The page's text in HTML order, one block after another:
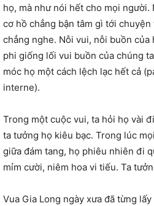
họ, mà như nói hết cho mọi người.
cơ hồ chẳng bận tâm gì tới
chẳng nghe. Nỗi vui, nỗi buồn của
phi giống lối vui buồn của chúng
móc họ một cách lệch lạc hết cả
interne).
Trong một cuộc vui, ta hỏi họ vài
ta tưởng họ kiêu bạc. Trong lúc
giữa đám tang, họ phiêu nhiên đi
mỉm cười, niêm hoa vi tiếu. Ta
Vua Gia Long ngày xưa đã từng